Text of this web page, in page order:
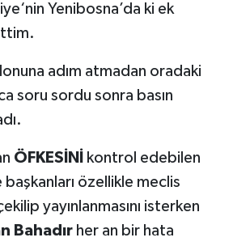
Yenibosna’da ki ek
adım atmadan oradaki
soru sordu sonra basın
ÖFKESİNİ
kontrol edebilen
özellikle meclis
yayınlanmasını isterken
Bahadırher an bir hata